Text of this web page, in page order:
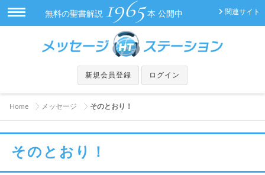
関連サイト
無料の聖書解説 1965 本 公開中
新規会員登録 ログイン
Home メッセージ そのとおり！
そのとおり！